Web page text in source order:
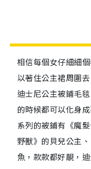
相信每個女仔細細
以著住公主裙周圍
迪士尼公主被鋪毛
的時候都可以化身
系列的被鋪有《魔
野獸》的貝兒公主
魚，款款都好靚，